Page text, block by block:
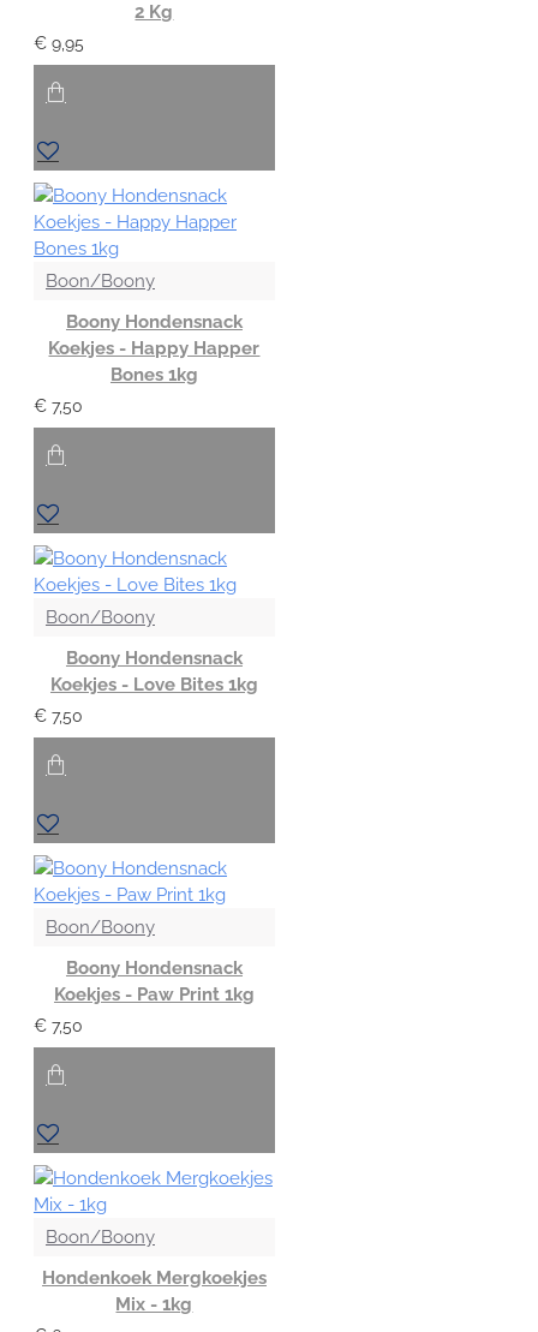
2 Kg
€ 9,95
Boon/Boony
Boony Hondensnack
Koekjes - Happy Happer
Bones 1kg
€ 7,50
Boon/Boony
Boony Hondensnack
Koekjes - Love Bites 1kg
€ 7,50
Boon/Boony
Boony Hondensnack
Koekjes - Paw Print 1kg
€ 7,50
Boon/Boony
Hondenkoek Mergkoekjes
Mix - 1kg